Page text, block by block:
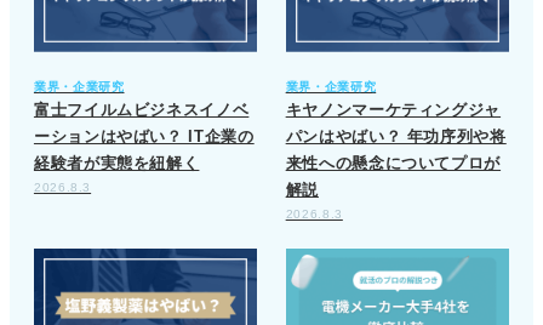
業界・企業研究
富士フイルムビジネスイノベ
ーションはやばい？ IT企業の
経験者が実態を紐解く
2026.8.3
業界・企業研究
キヤノンマーケティングジャ
パンはやばい？ 年功序列や将
来性への懸念についてプロが
解説
2026.8.3